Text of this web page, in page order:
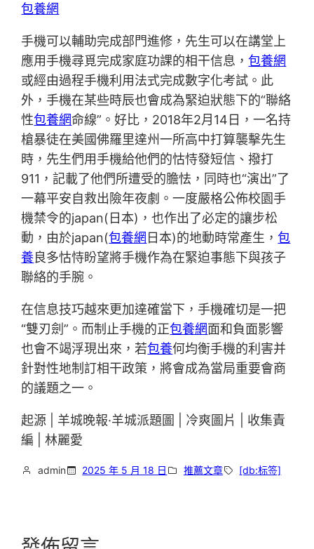
包養網
手機可以輔助完成部門進修，先生可以在講堂上
應用手機尋覓完成家庭功課的相干信息，包養網
或經由過程手機利用法式完成數字化考試。此
外，手機在某些時辰也會成為緊迫狀態下的“聯絡
性包養網命線”。好比，2018年2月14日，一名持
槍暴徒在美國佛羅里達州一所高中打算襲擊先生
時，先生們用手機給他們的怙恃發短信、撥打
911，記載了他們所遭受的膽怯，同時也“演出”了
一幕平安自救出險年夜劇。一度嚴格公佈校園手
機禁令的japan(日本)，也作出了必定的讓步松
動，由於japan(包養網 日本)的地動時常產生，包
養良多怙恃盼望將手機作為在緊迫事態下與孩子
聯絡的手腕。
在信息技巧越來更加達確當下，手機確切是一把
“雙刃劍”。而制止手機的正包養網面和負面影響
也會不竭浮現出來，若包養何均衡手機的利害并
針對性地制訂相干政策，將會成為當局重要會商
的議題之一。
起源 | 羊城晚報·羊城派題圖 | 冷爽圖片 | 收集責
編 | 林麗愛
admin 2025 年 5 月 18 日 推薦文章 [db:标签]